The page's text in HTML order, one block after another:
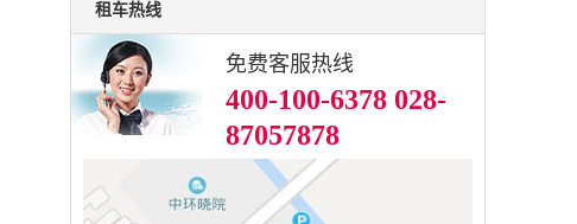
租车热线
免费客服热线
400-100-6378 028-
87057878